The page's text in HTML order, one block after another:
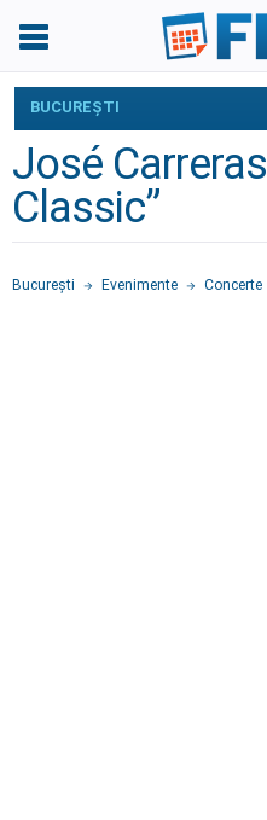
BUCUREŞTI
José
Classic”
Bucureşti Evenimente Concerte